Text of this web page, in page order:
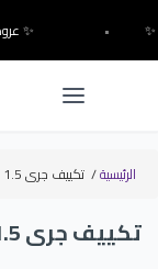
✨ •
الرئيسية/ تكييف جرى 1.5 جلوري حصان بارد ساخن
تكييف جرى 1.5 جلوري حصان بارد ساخن